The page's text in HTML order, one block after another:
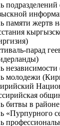
памяти жертв
парад
молодежи
битвы в
«Пурпурного